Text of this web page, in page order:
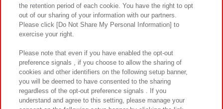
関連会社 サステナビリティ サイトポリシー
プライバシーポリシー ウェブアクセシビリティ方針と検証結果
お取引先さまとともに
カスタマーハラスメント対応方針 よくあるご質問・お問い合わせ
the retention period of each cookie. You have the right to opt
out of our sharing of your information with our partners.
Please click [Do Not Share My Personal Information] to
exercise your right.
Please note that even if you have enabled the opt-out
preference signals , if you choose to allow the sharing of
cookies and other identifiers on the following setup banner,
you will be deemed to have consented to the sharing
regardless of the opt-out preference signals . If you
understand and agree to this setting, please manage your